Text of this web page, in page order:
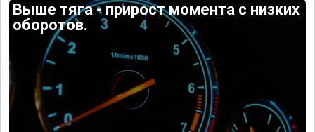
Выше тяга - прирост момента с низких
оборотов.